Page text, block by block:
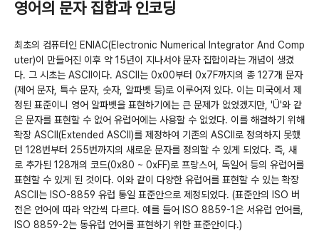
영어의 문자 집합과 인코딩
최초의 컴퓨터인 ENIAC(Electronic Numerical Integrator And Comp
uter)이 만들어진 이후 약 15년이 지나서야 문자 집합이라는 개념이 생겼
다. 그 시초는 ASCII이다. ASCII는 0x00부터 0x7F까지의 총 127개 문자
(제어 문자, 특수 문자, 숫자, 알파벳 등)로 이루어져 있다. 이는 미국에서 제
정된 표준이니 영어 알파벳을 표현하기에는 큰 문제가 없었겠지만, 'Ü'와 같
은 문자를 표현할 수 없어 유럽어에는 사용할 수 없었다. 이를 해결하기 위해
확장 ASCII(Extended ASCII)를 제정하여 기존의 ASCII로 정의하지 못했
던 128번부터 255번까지의 새로운 문자를 정의할 수 있게 되었다. 즉, 새
로 추가된 128개의 코드(0x80 ~ 0xFF)로 프랑스어, 독일어 등의 유럽어를
표현할 수 있게 된 것이다. 이와 같이 다양한 유럽어를 표현할 수 있는 확장
ASCII는 ISO-8859 유럽 통일 표준안으로 제정되었다. (표준안의 ISO 버
전은 언어에 따라 약간씩 다르다. 예를 들어 ISO 8859-1은 서유럽 언어를,
ISO 8859-2는 동유럽 언어를 표현하기 위한 표준안이다.)